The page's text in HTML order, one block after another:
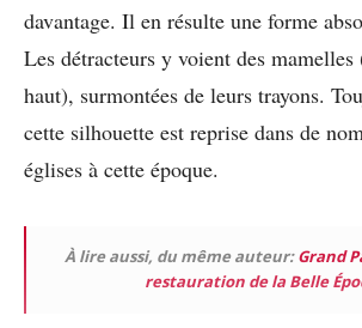
davantage. Il en résulte une forme
Les détracteurs y voient des
haut), surmontées de leurs trayons.
cette silhouette est reprise dans de
églises à cette époque.
À lire aussi, du même auteur:Grand
restauration de la Belle